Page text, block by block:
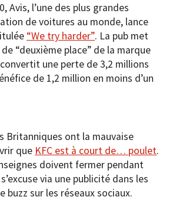
Avis, l’une des plus grandes
de voitures au monde, lance
“We try harder”. La pub met
“deuxième place” de la marque
une perte de 3,2 millions
de 1,2 million en moins d’un
Britanniques ont la mauvaise
que KFC est à court de… poulet.
doivent fermer pendant
via une publicité dans les
buzz sur les réseaux sociaux.